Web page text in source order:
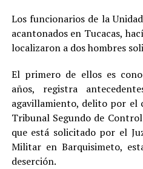
Los funcionarios de la
acantonados en Tucacas,
localizaron a dos hombres
El primero de ellos es
años, registra
agavillamiento, delito por el
Tribunal Segundo de
que está solicitado por el
Militar en Barquisimeto,
deserción.